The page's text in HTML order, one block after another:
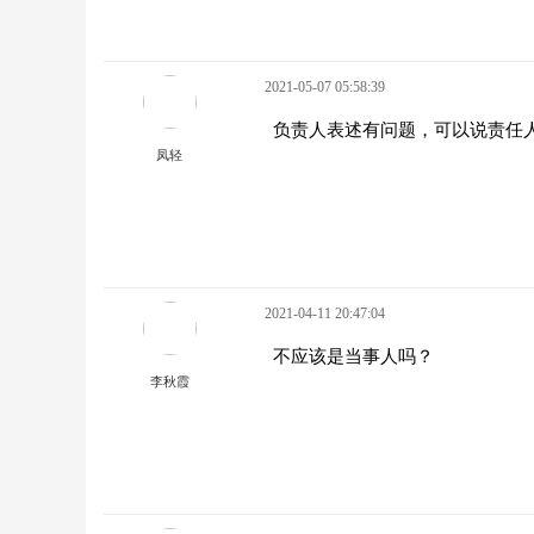
凤轻
2021-05-07 05:58:39
负责人表述有问题，可以说责任
李秋霞
2021-04-11 20:47:04
不应该是当事人吗？